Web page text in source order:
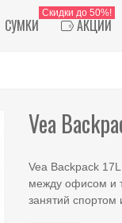
СУМКИ АКЦИИ
Скидки до 50%!
Vea
Vea Backpack
между офисом и
занятий спортом